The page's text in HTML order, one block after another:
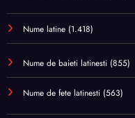
Nume latine (1.418)
Nume de baieti latinesti (855)
Nume de fete latinesti (563)